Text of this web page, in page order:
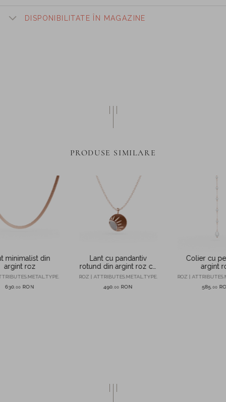
DISPONIBILITATE ÎN MAGAZINE
PRODUSE SIMILARE
minimalist din
argint roz
630 00 RON
Lant cu pandantiv
rotund din argint roz cu
detaliu solar
ROZ | ATTRIBUTES.METAL.TYPE.
490 ,00 RON
Colier cu
argint
ROZ |
585 00